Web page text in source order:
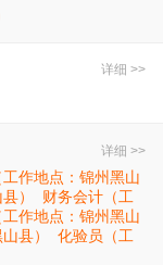
详细 >>
详细 >>
作地点：锦州黑山
）
财务会计（工
作地点：锦州黑山
县）
化验员（工